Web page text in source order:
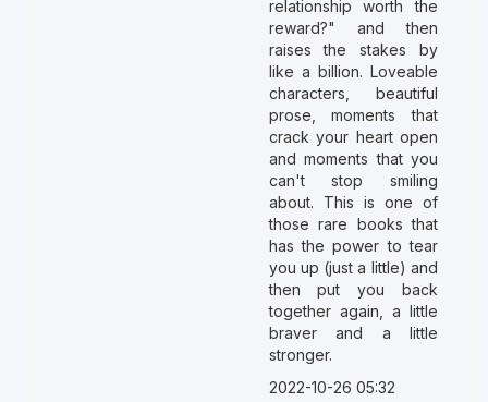
relationship worth the
reward?" and then
raises the stakes by
like a billion. Loveable
characters, beautiful
prose, moments that
crack your heart open
and moments that you
can't stop smiling
about. This is one of
those rare books that
has the power to tear
you up (just a little) and
then put you back
together again, a little
braver and a little
stronger.
2022-10-26 05:32